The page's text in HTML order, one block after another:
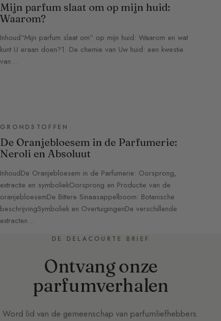
Mijn parfum slaat om op mijn huid:
Waarom?
Inhoud“Mijn parfum slaat om” op mijn huid: Waarom en wat
kunt U eraan doen?1. De chemie van Uw huid: een kwestie
van…
GRONDSTOFFEN
De Oranjebloesem in de Parfumerie:
Neroli en Absoluut
InhoudDe Oranjebloesem in de Parfumerie: Oorsprong,
extractie en symboliekOorsprong en Productie van de
oranjebloesemDe Bittere Sinaasappelboom: Botanische
beschrijvingSymboliek en OvertuigingenDe verschillende
extracten…
DE DELACOURTE BRIEF
Ontvang onze
parfumverhalen
Word lid van de gemeenschap van parfumliefhebbers.